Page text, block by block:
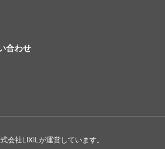
合わせ
会社LIXILが運営しています。